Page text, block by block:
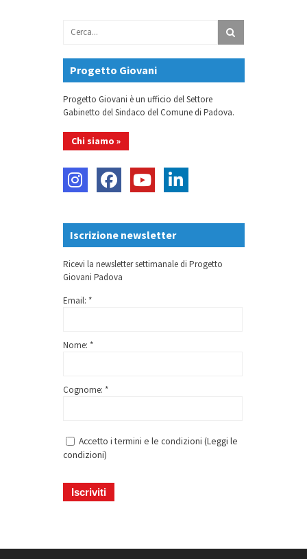
Progetto Giovani
Progetto Giovani è un ufficio del Settore
Gabinetto del Sindaco del Comune di Padova.
Chi siamo »
Iscrizione newsletter
Ricevi la newsletter settimanale di Progetto
Giovani Padova
Email: *
Nome: *
Cognome: *
Accetto i termini e le condizioni (Leggi le
condizioni)